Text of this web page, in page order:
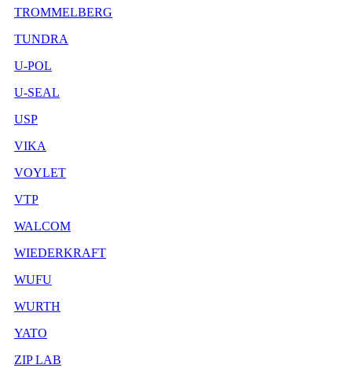
TROMMELBERG
TUNDRA
U-POL
U-SEAL
USP
VIKA
VOYLET
VTP
WALCOM
WIEDERKRAFT
WUFU
WURTH
YATO
ZIP LAB